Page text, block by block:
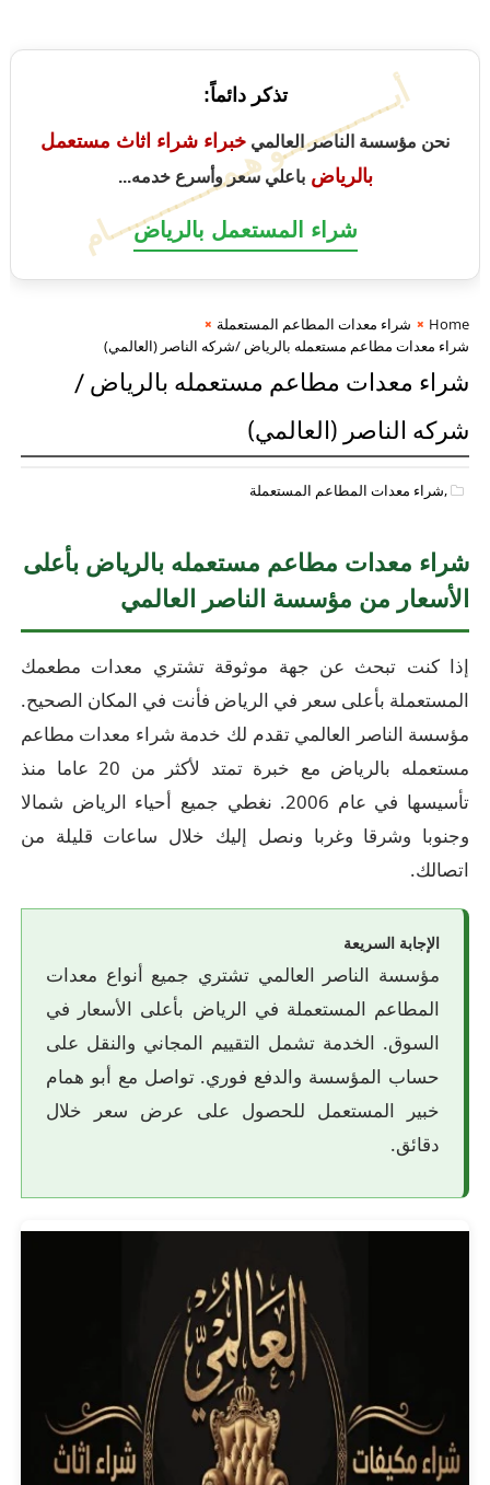
أبــــــــــــــو هـمــــــــــــــام
تذكر دائماً:
نحن مؤسسة الناصر العالمي خبراء شراء اثاث مستعمل
بالرياضباعلي سعر وأسرع خدمه...
شراء المستعمل بالرياض
Home
شراء معدات المطاعم المستعملة
شراء معدات مطاعم مستعمله بالرياض /شركه الناصر (العالمي)
شراء معدات مطاعم مستعمله بالرياض /
شركه الناصر (العالمي)
,شراء معدات المطاعم المستعملة
شراء معدات مطاعم مستعمله بالرياض بأعلى
الأسعار من مؤسسة الناصر العالمي
إذا كنت تبحث عن جهة موثوقة تشتري معدات مطعمك
المستعملة بأعلى سعر في الرياض فأنت في المكان الصحيح.
مؤسسة الناصر العالمي تقدم لك خدمة شراء معدات مطاعم
مستعمله بالرياض مع خبرة تمتد لأكثر من 20 عاما منذ
تأسيسها في عام 2006. نغطي جميع أحياء الرياض شمالا
وجنوبا وشرقا وغربا ونصل إليك خلال ساعات قليلة من
اتصالك.
الإجابة السريعة
مؤسسة الناصر العالمي تشتري جميع أنواع معدات
المطاعم المستعملة في الرياض بأعلى الأسعار في
السوق. الخدمة تشمل التقييم المجاني والنقل على
حساب المؤسسة والدفع فوري. تواصل مع أبو همام
خبير المستعمل للحصول على عرض سعر خلال
دقائق.